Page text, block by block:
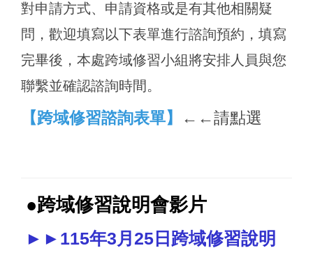
對申請方式、申請資格或是有其他相關疑
問，歡迎填寫以下表單進行諮詢預約，填寫
完畢後，本處跨域修習小組將安排人員與您
聯繫並確認諮詢時間。
【跨域修習諮詢表單】 ←←請點選
●跨域修習說明會影片
►►115年3月25日跨域修習說明